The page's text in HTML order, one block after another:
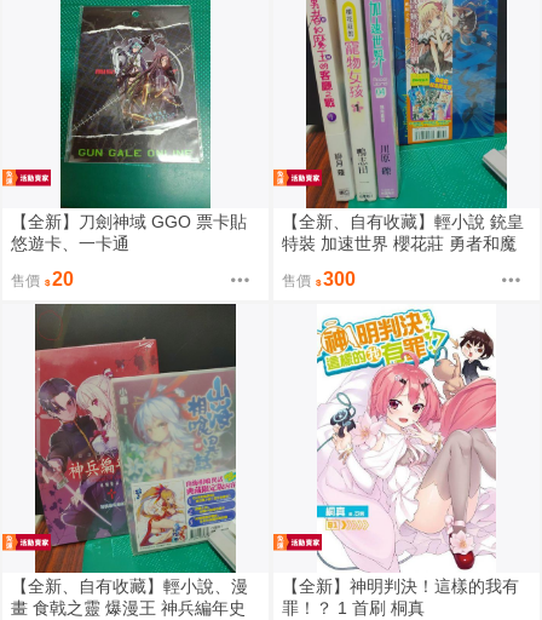
【全新】刀劍神域 GGO 票卡貼
悠遊卡、一卡通
售價 20
【全新、自有收藏】輕小說 銃皇
特裝 加速世界 櫻花莊 勇者和魔
售價 300
【全新、自有收藏】輕小說、漫
畫 食戟之靈 爆漫王 神兵編年史
【全新】神明判決！這樣的我有
罪！？ 1 首刷 桐真